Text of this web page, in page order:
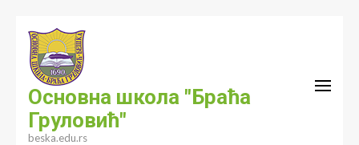
content
(Press
Enter)
Основна школа "Браћа
Груловић"
beska.edu.rs